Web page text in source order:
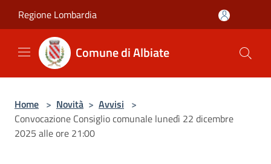
Regione Lombardia
Comune di Albiate
Home > Novità > Avvisi >
Convocazione Consiglio comunale lunedì 22 dicembre
2025 alle ore 21:00